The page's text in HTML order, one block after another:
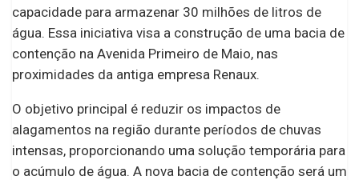
capacidade para armazenar 30 milhões de litros de
água. Essa iniciativa visa a construção de uma bacia de
contenção na Avenida Primeiro de Maio, nas
proximidades da antiga empresa Renaux.
O objetivo principal é reduzir os impactos de
alagamentos na região durante períodos de chuvas
intensas, proporcionando uma solução temporária para
o acúmulo de água. A nova bacia de contenção será um